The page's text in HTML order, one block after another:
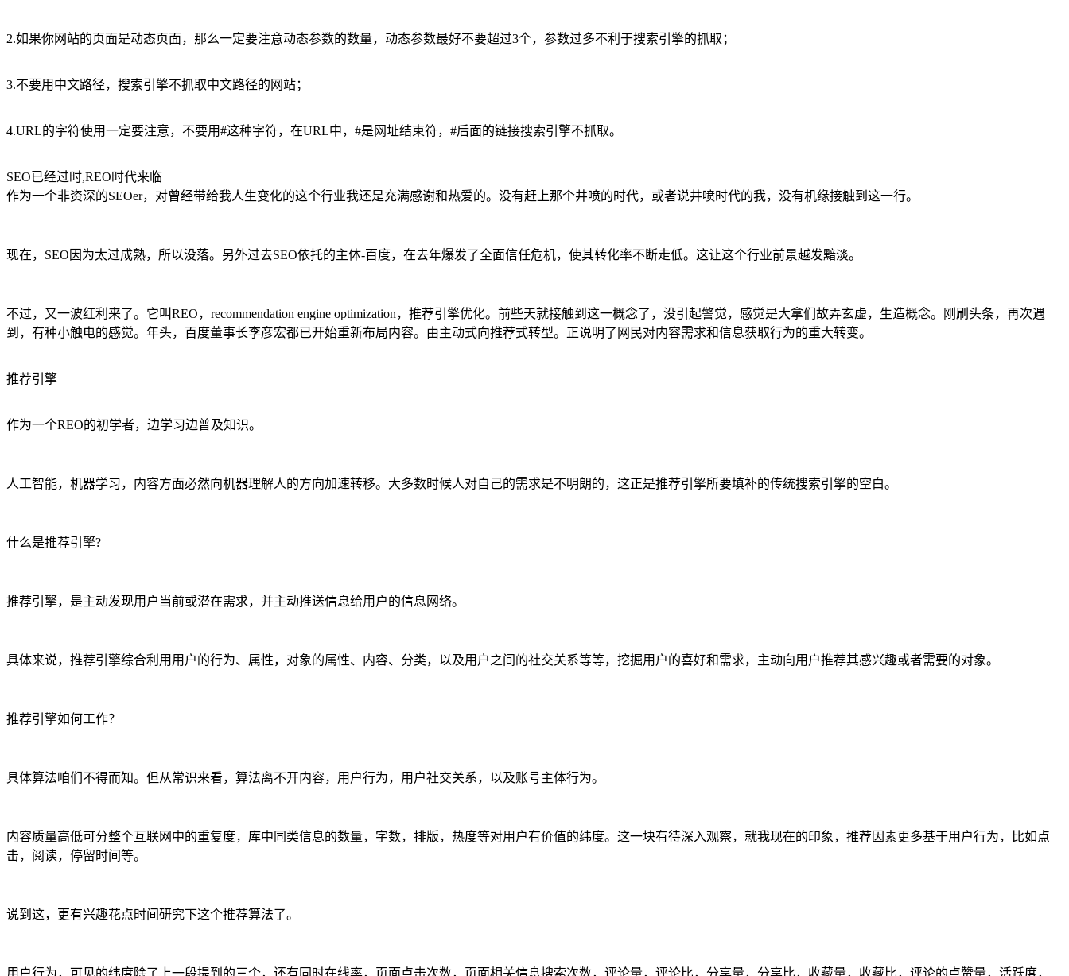
2.如果你网站的页面是动态页面，那么一定要注意动态参数的数量，动态参数最好不要超过3个，参数过多不利于搜索引擎的抓取；
3.不要用中文路径，搜索引擎不抓取中文路径的网站；
4.URL的字符使用一定要注意，不要用#这种字符，在URL中，#是网址结束符，#后面的链接搜索引擎不抓取。
SEO已经过时,REO时代来临
作为一个非资深的SEOer，对曾经带给我人生变化的这个行业我还是充满感谢和热爱的。没有赶上那个井喷的时代，或者说井喷时代的我，没有机缘接触到这一行。
现在，SEO因为太过成熟，所以没落。另外过去SEO依托的主体-百度，在去年爆发了全面信任危机，使其转化率不断走低。这让这个行业前景越发黯淡。
不过，又一波红利来了。它叫REO，recommendation engine optimization，推荐引擎优化。前些天就接触到这一概念了，没引起警觉，感觉是大拿们故弄玄虚，生造概念。刚刷头条，再次遇
到，有种小触电的感觉。年头，百度董事长李彦宏都已开始重新布局内容。由主动式向推荐式转型。正说明了网民对内容需求和信息获取行为的重大转变。
推荐引擎
作为一个REO的初学者，边学习边普及知识。
人工智能，机器学习，内容方面必然向机器理解人的方向加速转移。大多数时候人对自己的需求是不明朗的，这正是推荐引擎所要填补的传统搜索引擎的空白。
什么是推荐引擎?
推荐引擎，是主动发现用户当前或潜在需求，并主动推送信息给用户的信息网络。
具体来说，推荐引擎综合利用用户的行为、属性，对象的属性、内容、分类，以及用户之间的社交关系等等，挖掘用户的喜好和需求，主动向用户推荐其感兴趣或者需要的对象。
推荐引擎如何工作？
具体算法咱们不得而知。但从常识来看，算法离不开内容，用户行为，用户社交关系，以及账号主体行为。
内容质量高低可分整个互联网中的重复度，库中同类信息的数量，字数，排版，热度等对用户有价值的纬度。这一块有待深入观察，就我现在的印象，推荐因素更多基于用户行为，比如点
击，阅读，停留时间等。
说到这，更有兴趣花点时间研究下这个推荐算法了。
用户行为，可见的纬度除了上一段提到的三个，还有同时在线率，页面点击次数，页面相关信息搜索次数，评论量，评论比，分享量，分享比，收藏量，收藏比，评论的点赞量，活跃度，